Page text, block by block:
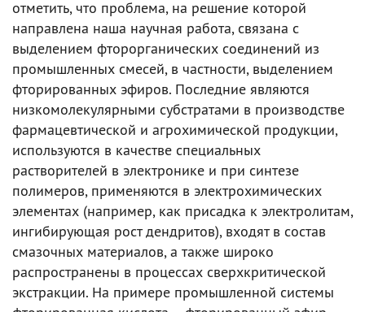
отметить, что проблема, на решение которой
направлена наша научная работа, связана с
выделением фторорганических соединений из
промышленных смесей, в частности, выделением
фторированных эфиров. Последние являются
низкомолекулярными субстратами в производстве
фармацевтической и агрохимической продукции,
используются в качестве специальных
растворителей в электронике и при синтезе
полимеров, применяются в электрохимических
элементах (например, как присадка к электролитам,
ингибирующая рост дендритов), входят в состав
смазочных материалов, а также широко
распространены в процессах сверхкритической
экстракции. На примере промышленной системы